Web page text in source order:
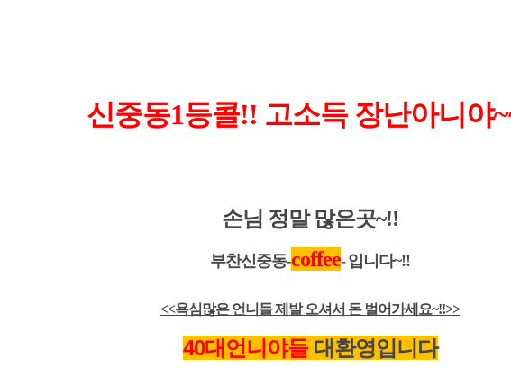
신중동1등콜!! 고소득 장난아니야
손님 정말 많은곳~!!
부찬신중동-coffee- 입니다~!!
<<욕심많은 언니들 제발 오셔서 돈 벌어가세요~!!>>
40대언니야들대환영입니다